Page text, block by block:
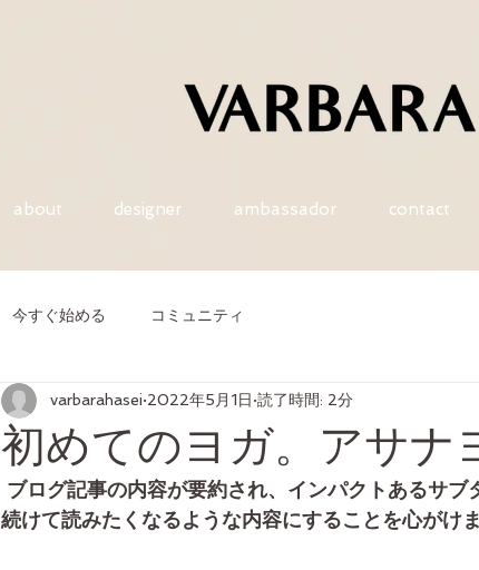
about designer ambassador contact
今すぐ始める コミュニティ
初めてのヨガ。アサナ
varbarahasei 2022年5月1日 読了時間: 2分
ブログ記事の内容が要約され、インパクトあるサ
続けて読みたくなるような内容にすることを心がけま